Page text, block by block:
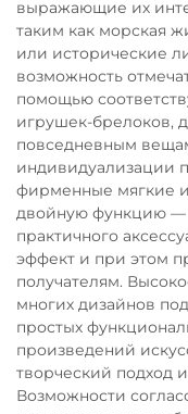
выражающие их
таким как морская
или исторические
возможность
помощью
игрушек-брелоков,
повседневным
индивидуализации
фирменные мягкие
двойную функцию —
практичного
эффект и при этом
получателям.
многих дизайнов
простых
произведений
творческий подход
Возможности